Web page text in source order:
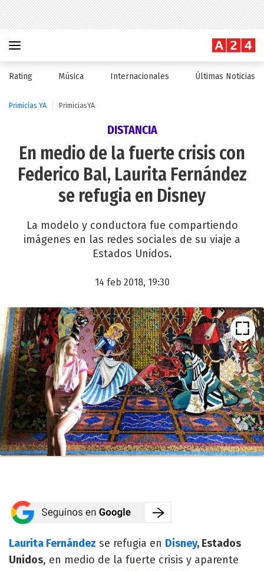
Rating Música Internacionales Últimas Noticias
Primicias YA PrimiciasYA
DISTANCIA
En medio de la fuerte crisis con
Federico Bal, Laurita Fernández
se refugia en Disney
La modelo y conductora fue compartiendo
imágenes en las redes sociales de su viaje a
Estados Unidos.
14 feb 2018, 19:30
Laurita Fernández se refugia en Disney, Estados
Unidos, en medio de la fuerte crisis y aparente